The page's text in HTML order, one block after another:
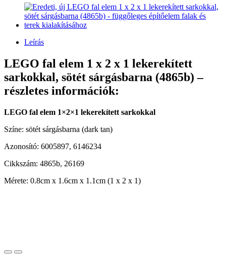
Leírás
LEGO fal elem 1 x 2 x 1 lekerekített
sarkokkal, sötét sárgásbarna (4865b) –
részletes információk:
LEGO fal elem 1×2×1 lekerekített sarkokkal
Színe: sötét sárgásbarna (dark tan)
Azonosító: 6005897, 6146234
Cikkszám: 4865b, 26169
Mérete: 0.8cm x 1.6cm x 1.1cm (1 x 2 x 1)